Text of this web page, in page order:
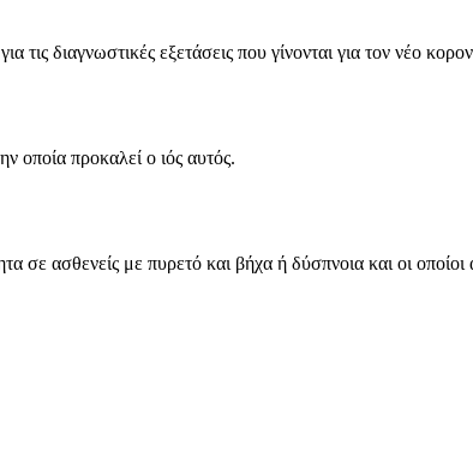
τις διαγνωστικές εξετάσεις που γίνονται για τον νέο
οποία προκαλεί ο ιός αυτός.
ασθενείς με πυρετό και βήχα ή δύσπνοια και οι οποίοι